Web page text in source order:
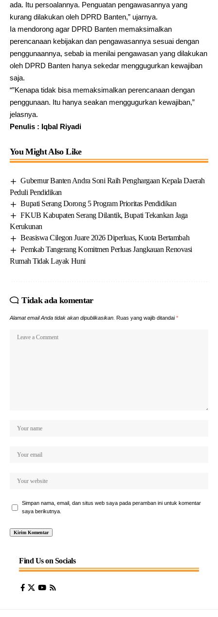
ada. Itu persoalannya. Penguatan pengawasannya yang
kurang dilakukan oleh DPRD Banten,” ujarnya.
Ia mendorong agar DPRD Banten memaksimalkan
perencanaan kebijakan dan pengawasannya sesuai dengan
penggunaannya, sebab ia menilai pengawasan yang dilakukan
oleh DPRD Banten hanya sekedar menggugurkan kewajiban
saja.
“”Kenapa tidak bisa memaksimalkan perencanaan dengan
penggunaan. Itu hanya seakan menggugurkan kewajiban,”
jelasnya.
Penulis : Iqbal Riyadi
You Might Also Like
Gubernur Banten Andra Soni Raih Penghargaan Kepala Daerah
Peduli Pendidikan
Bupati Serang Dorong 5 Program Prioritas Pendidikan
FKUB Kabupaten Serang Dilantik, Bupati Tekankan Jaga
Kerukunan
Beasiswa Cilegon Juare 2026 Diperluas, Kuota Bertambah
Pemkab Tangerang Komitmen Perluas Jangkauan Renovasi
Rumah Tidak Layak Huni
Tidak ada komentar
Alamat email Anda tidak akan dipublikasikan. Ruas yang wajib ditandai *
Simpan nama, email, dan situs web saya pada peramban ini untuk komentar
saya berikutnya.
Find Us on Socials